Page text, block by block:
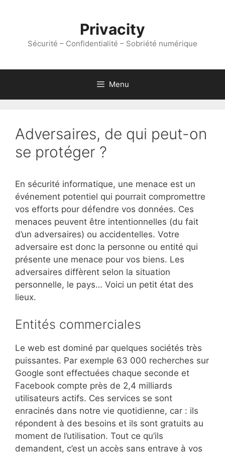
Privacity
Sécurité – Confidentialité – Sobriété numérique
Menu
Adversaires, de qui peut-on
se protéger ?
En sécurité informatique, une menace est un
événement potentiel qui pourrait compromettre
vos efforts pour défendre vos données. Ces
menaces peuvent être intentionnelles (du fait
d’un adversaires) ou accidentelles. Votre
adversaire est donc la personne ou entité qui
présente une menace pour vos biens. Les
adversaires diffèrent selon la situation
personnelle, le pays… Voici un petit état des
lieux.
Entités commerciales
Le web est dominé par quelques sociétés très
puissantes. Par exemple 63 000 recherches sur
Google sont effectuées chaque seconde et
Facebook compte près de 2,4 milliards
utilisateurs actifs. Ces services se sont
enracinés dans notre vie quotidienne, car : ils
répondent à des besoins et ils sont gratuits au
moment de l’utilisation. Tout ce qu’ils
demandent, c’est un accès sans entrave à vos